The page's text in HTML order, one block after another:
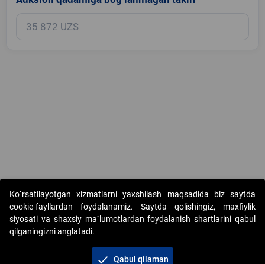
Copyright © 2017-2026. "Elektron onlayn-auksionlarni tashkil etish"
AJ. Barcha huquqlar himoyalangan
Ko`rsatilayotgan xizmatlarni yaxshilash maqsadida biz saytda
cookie-fayllardan foydalanamiz. Saytda qolishingiz, maxfiylik
siyosati va shaxsiy ma`lumotlardan foydalanish shartlarini qabul
qilganingizni anglatadi.
check Qabul qilaman